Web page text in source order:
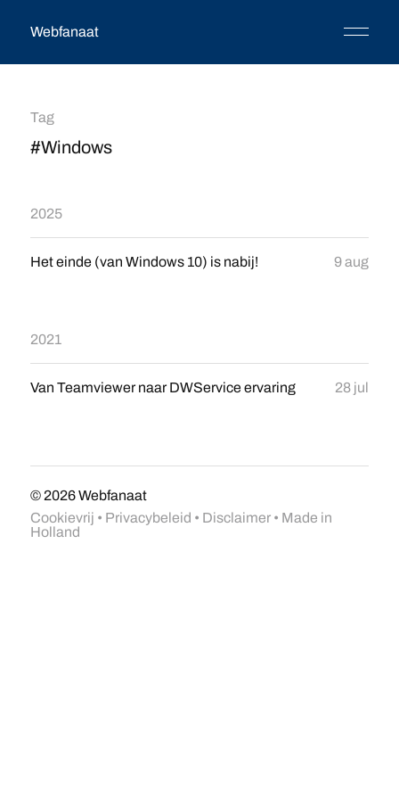
Webfanaat
Tag
#Windows
2025
Het einde (van Windows 10) is nabij! 9 aug
2021
Van Teamviewer naar DWService ervaring 28 jul
© 2026Webfanaat
Cookievrij • Privacybeleid • Disclaimer• Made in
Holland